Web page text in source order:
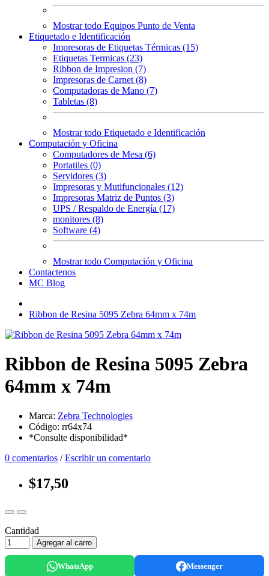
Mostrar todo Equipos Punto de Venta
Etiquetado e Identificación
Impresoras de Etiquetas Térmicas (15)
Etiquetas Termicas (23)
Ribbon de Impresion (7)
Impresoras de Carnet (8)
Computadoras de Mano (7)
Tabletas (8)
Mostrar todo Etiquetado e Identificación
Computación y Oficina
Computadores de Mesa (6)
Portatiles (0)
Servidores (3)
Impresoras y Mutifuncionales (12)
Impresoras Matriz de Puntos (3)
UPS / Respaldo de Energía (17)
monitores (8)
Software (4)
Mostrar todo Computación y Oficina
Contactenos
MC Blog
Ribbon de Resina 5095 Zebra 64mm x 74m
Ribbon de Resina 5095 Zebra
64mm x 74m
Marca: Zebra Technologies
Código: rr64x74
*Consulte disponibilidad*
0 comentarios /Escribir un comentario
$17,50
Cantidad
Agregar al carro
WhatsApp Messenger